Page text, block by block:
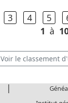
3 4 5
1 à
Voir le classement
|